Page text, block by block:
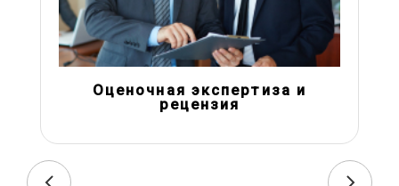
Оценочная экспертиза и
рецензия